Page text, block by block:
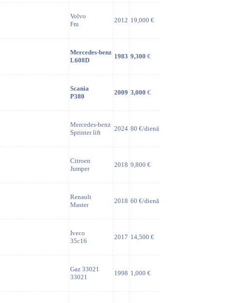
Volvo
Fm
2012 19,000 €
Mercedes-benz
L608D
1983 9,300 €
Scania
P380
2009 3,000 €
Mercedes-benz
Sprinter lift
2024 80 €/dienā
Citroen
Jumper
2018 9,800 €
Renault
Master
2018 60 €/dienā
Iveco
35c16
2017 14,500 €
Gaz 33021
33021
1998 1,000 €